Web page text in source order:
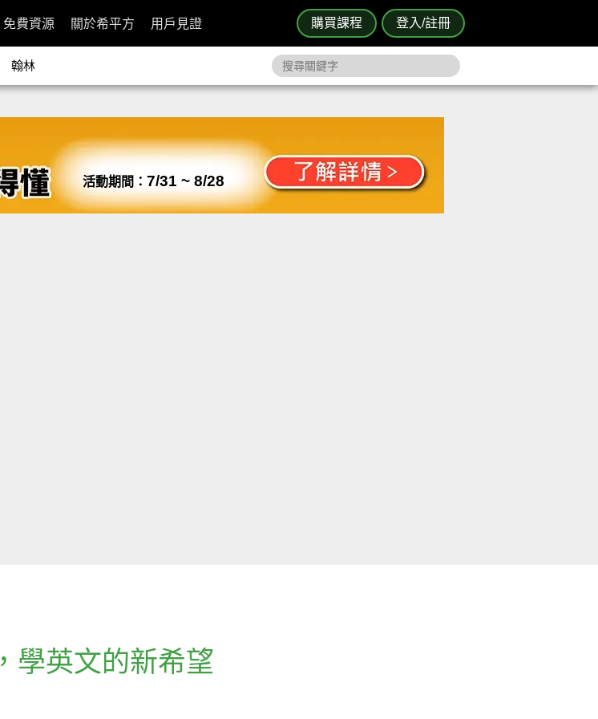
購買課程 登入/註冊
免費資源 關於希平方 用戶見證
翰林
活動期間： 7/31 ~ 8/28
， 學英文的新希望